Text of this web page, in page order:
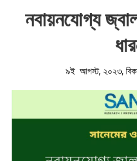
নবায়নযোগ্য
৯ই আগস্ট, ২০২৩,